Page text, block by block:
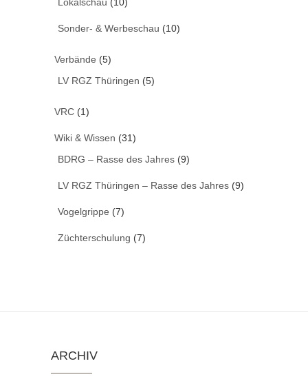
Sonder- & Werbeschau (10)
Verbände (5)
LV RGZ Thüringen (5)
VRC (1)
Wiki & Wissen (31)
BDRG – Rasse des Jahres (9)
LV RGZ Thüringen – Rasse des Jahres (9)
Vogelgrippe (7)
Züchterschulung (7)
ARCHIV